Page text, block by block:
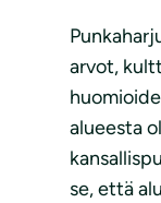
arvot,
alueesta
se, että